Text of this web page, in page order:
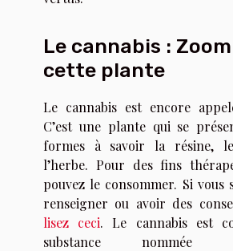
Le cannabis :
cette plante
Le cannabis est encore
C’est une plante qui se
formes à savoir la résine,
l’herbe. Pour des fins
pouvez le consommer. Si vous
renseigner ou avoir des
lisez ceci. Le cannabis est
substance